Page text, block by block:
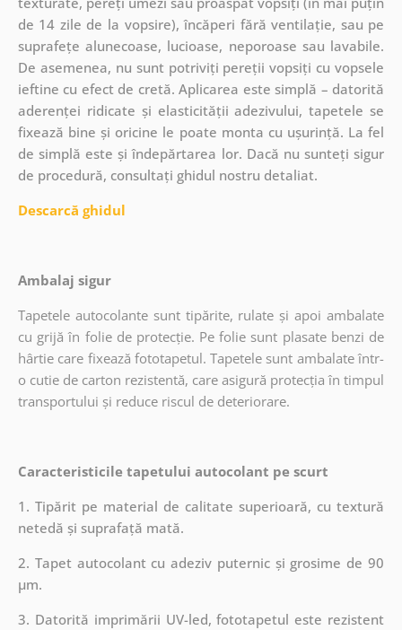
de 14 zile de la vopsire), încăperi fără ventilație, sau pe
suprafețe alunecoase, lucioase, neporoase sau lavabile.
De asemenea, nu sunt potriviți pereții vopsiți cu vopsele
ieftine cu efect de cretă. Aplicarea este simplă – datorită
aderenței ridicate și elasticității adezivului, tapetele se
fixează bine și oricine le poate monta cu ușurință. La fel
de simplă este și îndepărtarea lor. Dacă nu sunteți sigur
de procedură, consultați ghidul nostru detaliat.
Descarcă ghidul
Ambalaj sigur
Tapetele autocolante sunt tipărite, rulate și apoi ambalate
cu grijă în folie de protecție. Pe folie sunt plasate benzi de
hârtie care fixează fototapetul. Tapetele sunt ambalate într-
o cutie de carton rezistentă, care asigură protecția în timpul
transportului și reduce riscul de deteriorare.
Caracteristicile tapetului autocolant pe scurt
1. Tipărit pe material de calitate superioară, cu textură
netedă și suprafață mată.
2. Tapet autocolant cu adeziv puternic și grosime de 90
µm.
3. Datorită imprimării UV-led, fototapetul este rezistent